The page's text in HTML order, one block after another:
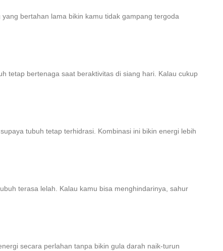
bertahan lama bikin kamu tidak gampang tergoda
tetap bertenaga saat beraktivitas di siang hari. Kalau cukup
tubuh tetap terhidrasi. Kombinasi ini bikin energi lebih
terasa lelah. Kalau kamu bisa menghindarinya, sahur
secara perlahan tanpa bikin gula darah naik-turun